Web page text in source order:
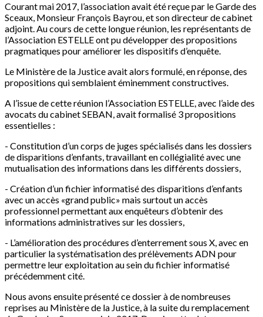
Courant mai 2017, l’association avait été reçue par le Garde des
Sceaux, Monsieur François Bayrou, et son directeur de cabinet
adjoint. Au cours de cette longue réunion, les représentants de
l’Association ESTELLE ont pu développer des propositions
pragmatiques pour améliorer les dispositifs d’enquête.
Le Ministère de la Justice avait alors formulé, en réponse, des
propositions qui semblaient éminemment constructives.
A l’issue de cette réunion l’Association ESTELLE, avec l’aide des
avocats du cabinet SEBAN, avait formalisé 3 propositions
essentielles :
- Constitution d’un corps de juges spécialisés dans les dossiers
de disparitions d’enfants, travaillant en collégialité avec une
mutualisation des informations dans les différents dossiers,
- Création d’un fichier informatisé des disparitions d’enfants
avec un accès «grand public» mais surtout un accès
professionnel permettant aux enquêteurs d’obtenir des
informations administratives sur les dossiers,
- L’amélioration des procédures d’enterrement sous X, avec en
particulier la systématisation des prélèvements ADN pour
permettre leur exploitation au sein du fichier informatisé
précédemment cité.
Nous avons ensuite présenté ce dossier à de nombreuses
reprises au Ministère de la Justice, à la suite du remplacement